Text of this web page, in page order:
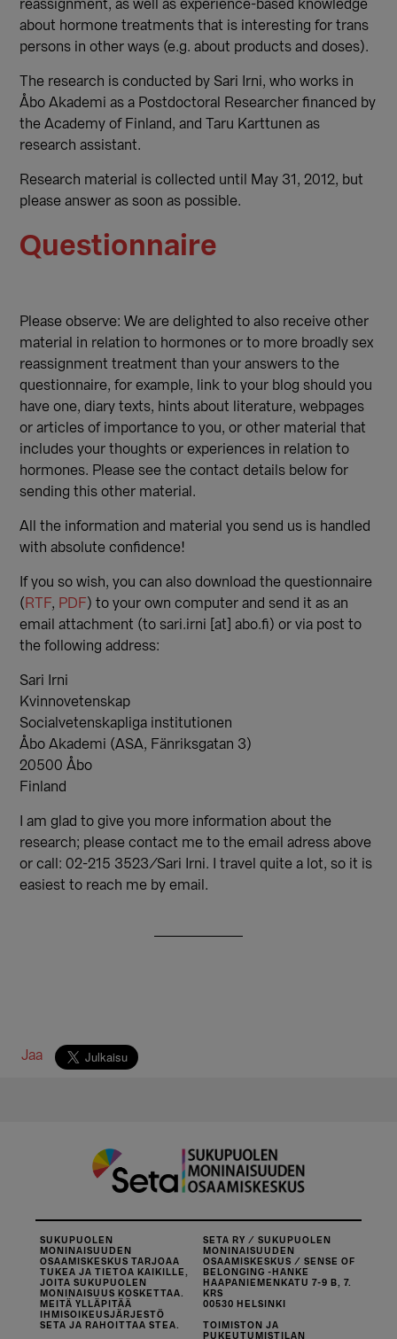
reassignment, as well as experience-based knowledge
about hormone treatments that is interesting for trans
persons in other ways (e.g. about products and doses).
The research is conducted by Sari Irni, who works in
Åbo Akademi as a Postdoctoral Researcher financed by
the Academy of Finland, and Taru Karttunen as
research assistant.
Research material is collected until May 31, 2012, but
please answer as soon as possible.
Questionnaire
Please observe: We are delighted to also receive other
material in relation to hormones or to more broadly sex
reassignment treatment than your answers to the
questionnaire, for example, link to your blog should you
have one, diary texts, hints about literature, webpages
or articles of importance to you, or other material that
includes your thoughts or experiences in relation to
hormones. Please see the contact details below for
sending this other material.
All the information and material you send us is handled
with absolute confidence!
If you so wish, you can also download the questionnaire
( RTF, PDF) to your own computer and send it as an
email attachment (to sari.irni [at] abo.fi) or via post to
the following address:
Sari Irni
Kvinnovetenskap
Socialvetenskapliga institutionen
Åbo Akademi (ASA, Fänriksgatan 3)
20500 Åbo
Finland
I am glad to give you more information about the
research; please contact me to the email adress above
or call: 02-215 3523/Sari Irni. I travel quite a lot, so it is
easiest to reach me by email.
Jaa
SUKUPUOLEN
MONINAISUUDEN
OSAAMISKESKUS TARJOAA
TUKEA JA TIETOA KAIKILLE,
JOITA SUKUPUOLEN
MONINAISUUS KOSKETTAA.
MEITÄ YLLÄPITÄÄ
IHMISOIKEUSJÄRJESTÖ
SETA JA RAHOITTAA STEA.
SETA RY / SUKUPUOLEN
MONINAISUUDEN
OSAAMISKESKUS / SENSE OF
BELONGING -HANKE
HAAPANIEMENKATU 7-9 B, 7.
KRS
00530 HELSINKI
TOIMISTON JA
PUKEUTUMISTILAN